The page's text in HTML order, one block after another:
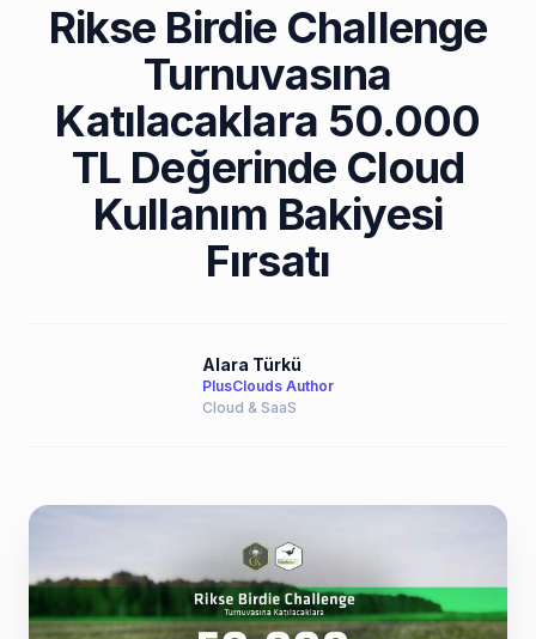
Rikse Birdie Challenge
Turnuvasına
Katılacaklara 50.000
TL Değerinde Cloud
Kullanım Bakiyesi
Fırsatı
Alara Türkü
PlusClouds Author
Cloud & SaaS